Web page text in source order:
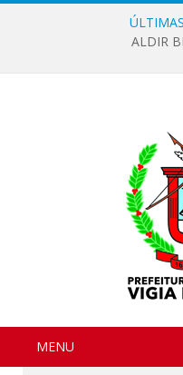
ALDIR
MENU